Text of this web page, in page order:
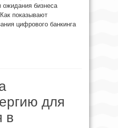
ожидания бизнеса
показывают
цифрового банкинга
для
в